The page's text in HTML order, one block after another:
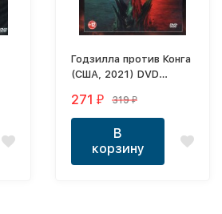
Годзилла против Конга
(США, 2021) DVD
профессиональный
(дублированный)
271 ₽ 319₽
В
корзину